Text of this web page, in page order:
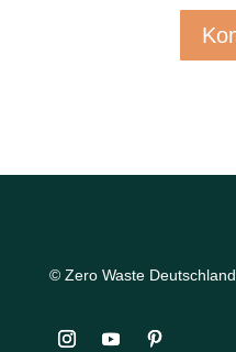
© Zero Waste Deutschland